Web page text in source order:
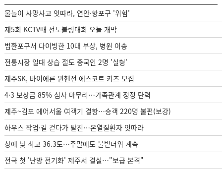
물놀이 사망사고 잇따라, 연안·항포구 '위험'
제5회 KCTV배 전도볼링대회 오늘 개막
법환포구서 다이빙한 10대 부상, 병원 이송
전통시장 일대 상습 절도 중국인 2명 '실형'
제주SK, 바이에른 뮌헨전 에스코트 키즈 모집
4·3 보상금 85% 심사 마무리…가족관계 정정 탄력
제주~김포 에어서울 여객기 결항…승객 220명 불편(보강)
하우스 작업·길 걷다가 탈진…온열질환자 잇따라
상예 낮 최고 36.3도…주말에도 불볕더위 계속
전국 첫 '난방 전기화' 제주서 결실…"보급 본격"